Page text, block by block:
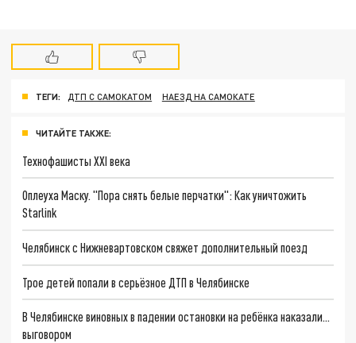
ТЕГИ: ДТП С САМОКАТОМ НАЕЗД НА САМОКАТЕ
ЧИТАЙТЕ ТАКЖЕ:
Технофашисты XXI века
Оплеуха Маску. "Пора снять белые перчатки": Как уничтожить
Starlink
Челябинск с Нижневартовском свяжет дополнительный поезд
Трое детей попали в серьёзное ДТП в Челябинске
В Челябинске виновных в падении остановки на ребёнка наказали...
выговором